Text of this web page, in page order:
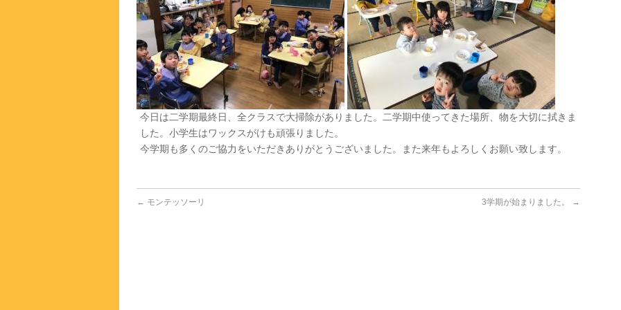
今日は二学期最終日、全クラスで大掃除がありました。二学期中使ってきた場所、物を大切に拭きま
した。小学生はワックスがけも頑張りました。
今学期も多くのご協力をいただきありがとうございました。また来年もよろしくお願い致します。
← モンテッソーリ 3学期が始まりました。 →